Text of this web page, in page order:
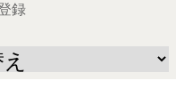
録